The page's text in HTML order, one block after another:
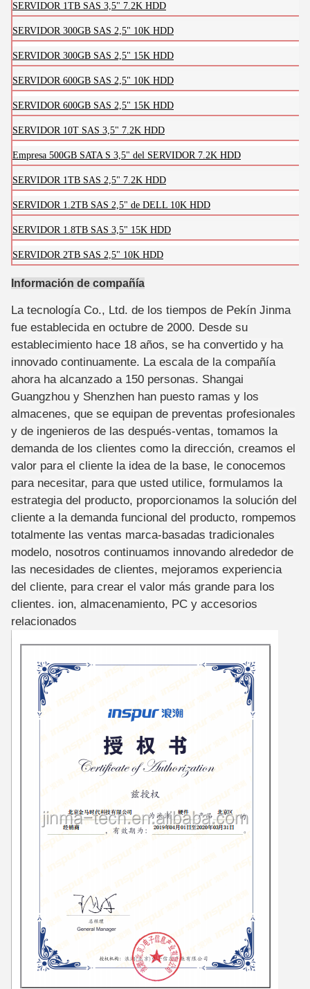
SERVIDOR 1TB SAS 3,5" 7.2K HDD
SERVIDOR 300GB SAS 2,5" 10K HDD
SERVIDOR 300GB SAS 2,5" 15K HDD
SERVIDOR 600GB SAS 2,5" 10K HDD
SERVIDOR 600GB SAS 2,5" 15K HDD
SERVIDOR 10T SAS 3,5" 7.2K HDD
Empresa 500GB SATA S 3,5" del SERVIDOR 7.2K HDD
SERVIDOR 1TB SAS 2,5" 7.2K HDD
SERVIDOR 1.2TB SAS 2,5" de DELL 10K HDD
SERVIDOR 1.8TB SAS 3,5" 15K HDD
SERVIDOR 2TB SAS 2,5" 10K HDD
Información de compañía
La tecnología Co., Ltd. de los tiempos de Pekín Jinma
fue establecida en octubre de 2000. Desde su
establecimiento hace 18 años, se ha convertido y ha
innovado continuamente. La escala de la compañía
ahora ha alcanzado a 150 personas. Shangai
Guangzhou y Shenzhen han puesto ramas y los
almacenes, que se equipan de preventas profesionales
y de ingenieros de las después-ventas, tomamos la
demanda de los clientes como la dirección, creamos el
valor para el cliente la idea de la base, le conocemos
para necesitar, para que usted utilice, formulamos la
estrategia del producto, proporcionamos la solución del
cliente a la demanda funcional del producto, rompemos
totalmente las ventas marca-basadas tradicionales
modelo, nosotros continuamos innovando alrededor de
las necesidades de clientes, mejoramos experiencia
del cliente, para crear el valor más grande para los
clientes. ion, almacenamiento, PC y accesorios
relacionados